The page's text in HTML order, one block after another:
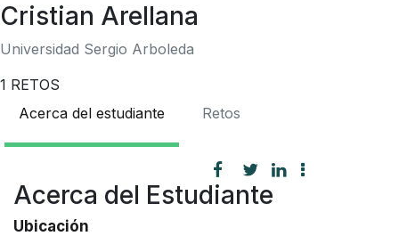
Cristian Arellana
Universidad Sergio Arboleda
1 RETOS
Acerca del estudiante
Retos
Acerca del Estudiante
Ubicación